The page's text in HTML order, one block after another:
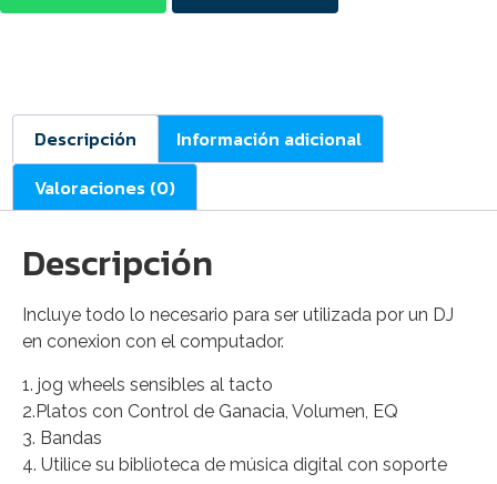
Descripción
Información adicional
Valoraciones (0)
Descripción
Incluye todo lo necesario para ser utilizada por un DJ
en conexion con el computador.
1. jog wheels sensibles al tacto
2.Platos con Control de Ganacia, Volumen, EQ
3. Bandas
4. Utilice su biblioteca de música digital con soporte